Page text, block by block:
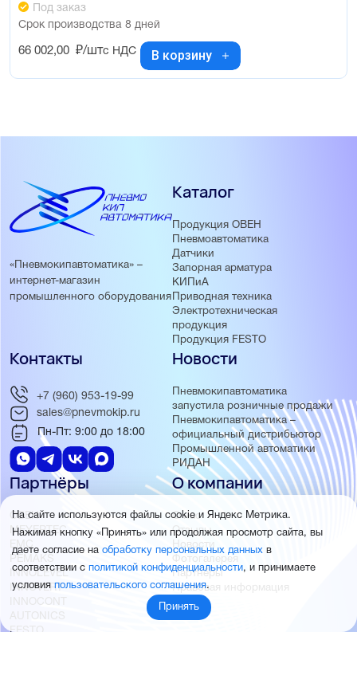
Под заказ
Срок производства 8 дней
66 002,00 ₽/штс НДС В корзину
«Пневмокипавтоматика» –
интернет-магазин
промышленного оборудования
Каталог
Продукция ОВЕН
Пневмоавтоматика
Датчики
Запорная арматура
КИПиА
Приводная техника
Электротехническая
продукция
Продукция FESTO
Новости
Пневмокипавтоматика
запустила розничные продажи
Пневмокипавтоматика –
официальный дистрибьютор
Промышленной автоматики
РИДАН
Партнёры
ОВЕН
MEYERTEC
EMC
PEMAKS
INNOLEVEL
INNOVERT
INNOCONT
AUTONICS
FESTO
О компании
О нас
Отзывы
Новости
Фотогалерея
Партнёры
Правовая информация
Контакты
+7 (960) 953-19-99
sales@pnevmokip.ru
Пн-Пт: 9:00 до 18:00
На сайте используются файлы cookie и Яндекс Метрика.
Нажимая кнопку «Принять» или продолжая просмотр сайта, вы
даете согласие на обработку персональных данных в
соответствии с политикой конфиденциальности, и принимаете
условияпользовательского соглашения.
Принять